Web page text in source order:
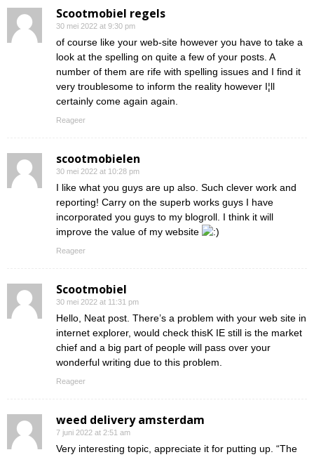
Scootmobiel regels
30 mei 2022 at 9:30 pm
of course like your web-site however you have to take a
look at the spelling on quite a few of your posts. A
number of them are rife with spelling issues and I find it
very troublesome to inform the reality however I¦ll
certainly come again again.
Reageer
scootmobielen
30 mei 2022 at 10:28 pm
I like what you guys are up also. Such clever work and
reporting! Carry on the superb works guys I have
incorporated you guys to my blogroll. I think it will
improve the value of my website
Reageer
Scootmobiel
30 mei 2022 at 11:31 pm
Hello, Neat post. There’s a problem with your web site in
internet explorer, would check thisK IE still is the market
chief and a big part of people will pass over your
wonderful writing due to this problem.
Reageer
weed delivery amsterdam
7 juni 2022 at 2:51 am
Very interesting topic, appreciate it for putting up. “The